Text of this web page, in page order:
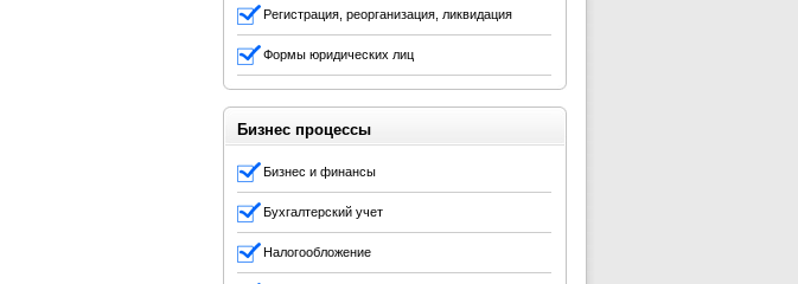
Регистрация, реорганизация, ликвидация
Формы юридических лиц
Бизнес процессы
Бизнес и финансы
Бухгалтерский учет
Налогообложение